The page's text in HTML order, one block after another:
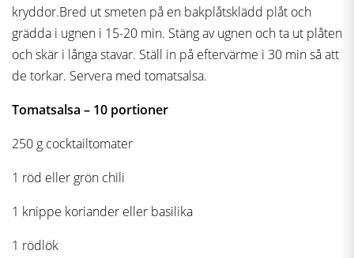
kryddor.Bred ut smeten på en bakplåtsklädd plåt och
grädda i ugnen i 15-20 min. Stäng av ugnen och ta ut plåten
och skär i långa stavar. Ställ in på eftervärme i 30 min så att
de torkar. Servera med tomatsalsa.
Tomatsalsa – 10 portioner
250 g cocktailtomater
1 röd eller grön chili
1 knippe koriander eller basilika
1 rödlök